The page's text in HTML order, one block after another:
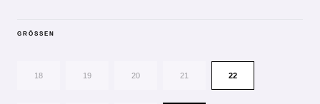
GRÖSSEN
18 19 20 21 22